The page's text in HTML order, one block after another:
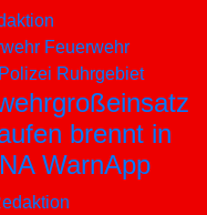
Feuerwehr
Polizei Ruhrgebiet
brennt in
WarnApp